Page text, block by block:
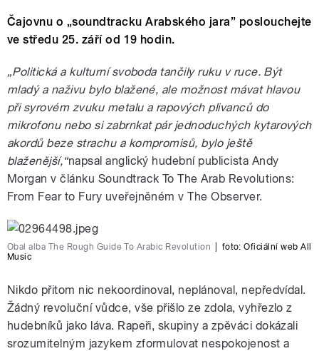
Čajovnu o „soundtracku Arabského jara” poslouchejte
ve středu 25. září od 19 hodin.
„Politická a kulturní svoboda tančily ruku v ruce. Být
mladý a naživu bylo blažené, ale možnost mávat hlavou
při syrovém zvuku metalu a rapových plivanců do
mikrofonu nebo si zabrnkat pár jednoduchých kytarových
akordů beze strachu a kompromisů, bylo ještě
blaženější,“napsal anglický hudební publicista Andy
Morgan v článku Soundtrack To The Arab Revolutions:
From Fear to Fury uveřejněném v The Observer.
Obal alba The Rough Guide To Arabic Revolution foto:Oficiální web All
Music
Nikdo přitom nic nekoordinoval, neplánoval, nepředvídal.
Žádný revoluční vůdce, vše přišlo ze zdola, vyhřezlo z
hudebníků jako láva. Rapeři, skupiny a zpěváci dokázali
srozumitelným jazykem zformulovat nespokojenost a